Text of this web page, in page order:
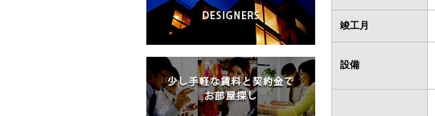
竣工月
設備